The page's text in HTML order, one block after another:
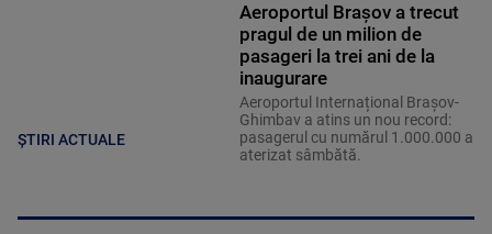
ȘTIRI ACTUALE
Aeroportul Brașov a trecut
pragul de un milion de
pasageri la trei ani de la
inaugurare
Aeroportul Internațional Brașov-
Ghimbav a atins un nou record:
pasagerul cu numărul 1.000.000 a
aterizat sâmbătă.